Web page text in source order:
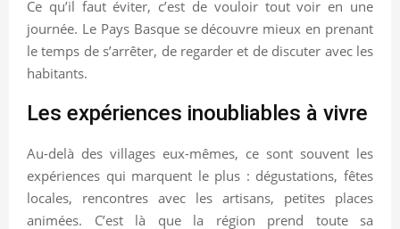
Ce qu’il faut éviter, c’est de vouloir tout voir en une
journée. Le Pays Basque se découvre mieux en prenant
le temps de s’arrêter, de regarder et de discuter avec les
habitants.
Les expériences inoubliables à vivre
Au-delà des villages eux-mêmes, ce sont souvent les
expériences qui marquent le plus : dégustations, fêtes
locales, rencontres avec les artisans, petites places
animées. C’est là que la région prend toute sa